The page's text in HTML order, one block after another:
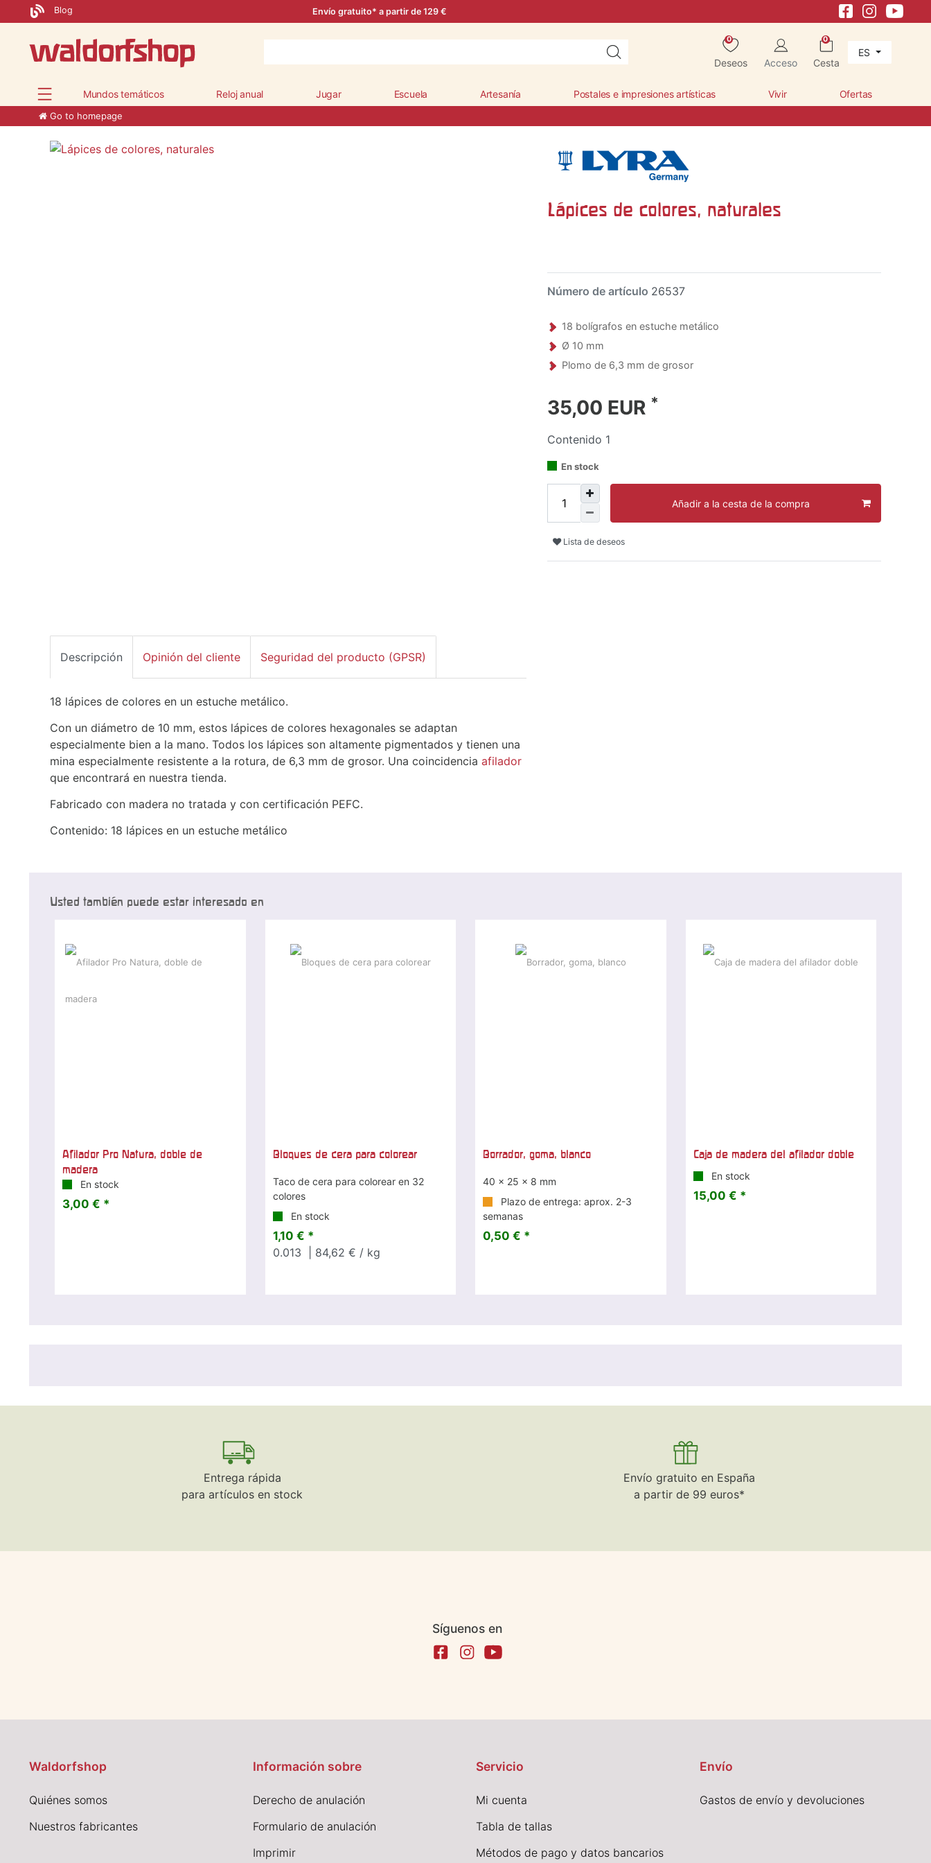
Blog Envío gratuito* a partir de 129 €
0
Deseos Acceso
0
Cesta
ES
Mundos temáticos Reloj anual Jugar Escuela Artesanía Postales e impresiones artísticas Vivir Ofertas
Go to homepage
Lápices de colores, naturales
Número de artículo 26537
18 bolígrafos en estuche metálico
Ø 10 mm
Plomo de 6,3 mm de grosor
35,00 EUR *
Contenido 1
En stock
Añadir a la cesta de la compra
Lista de deseos
Descripción Opinión del cliente Seguridad del producto (GPSR)
18 lápices de colores en un estuche metálico.
Con un diámetro de 10 mm, estos lápices de colores hexagonales se adaptan
especialmente bien a la mano. Todos los lápices son altamente pigmentados y tienen una
mina especialmente resistente a la rotura, de 6,3 mm de grosor. Una coincidencia afilador
que encontrará en nuestra tienda.
Fabricado con madera no tratada y con certificación PEFC.
Contenido: 18 lápices en un estuche metálico
Usted también puede estar interesado en
Afilador Pro Natura, doble de
madera
En stock
3,00 € *
Bloques de cera para colorear
Taco de cera para colorear en 32
colores
En stock
1,10 € *
0.013
| 84,62 € / kg
Borrador, goma, blanco
40 x 25 x 8 mm
Plazo de entrega: aprox. 2-3
semanas
0,50 € *
Caja de madera del afilador doble
En stock
15,00 € *
Entrega rápida
para artículos en stock
Envío gratuito en España
a partir de 99 euros*
Síguenos en
Waldorfshop
Quiénes somos
Nuestros fabricantes
Información sobre
Derecho de anulación
Formulario de anulación
Imprimir
Servicio
Mi cuenta
Tabla de tallas
Métodos de pago y datos bancarios
Envío
Gastos de envío y devoluciones